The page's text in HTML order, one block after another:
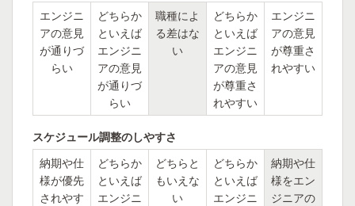
エンジニ
アの意見
が通りづ
らい
どちらか
といえば
エンジニ
アの意見
が通りづ
らい
職種によ
る差はな
い
どちらか
といえば
エンジニ
アの意見
が尊重さ
れやすい
エンジニ
アの意見
が尊重さ
れやすい
スケジュール調整のしやすさ
納期や仕
様が優先
されやす
どちらか
といえば
エンジニ
どちらと
もいえな
い
どちらか
といえば
エンジニ
納期や仕
様をエン
ジニアの